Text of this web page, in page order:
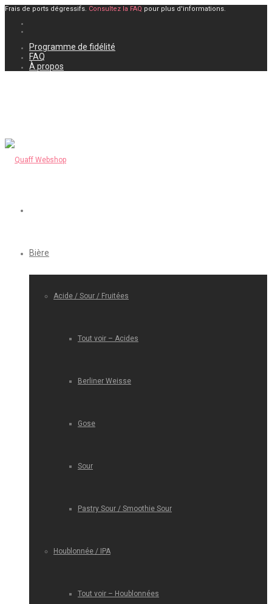
Frais de ports dégressifs. Consultez la FAQ pour plus d'informations.
Programme de fidélité
FAQ
À propos
Bière
Acide / Sour / Fruitées
Tout voir – Acides
Berliner Weisse
Gose
Sour
Pastry Sour / Smoothie Sour
Houblonnée / IPA
Tout voir – Houblonnées